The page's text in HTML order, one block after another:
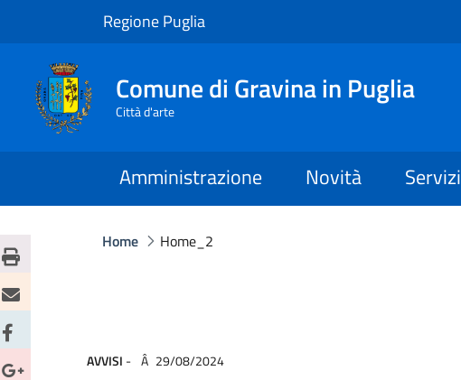
Regione Puglia
Comune di Gravina in Puglia
Città d'arte
Amministrazione Novità Servizi
Home Home_2
AVVISI - 29/08/2024